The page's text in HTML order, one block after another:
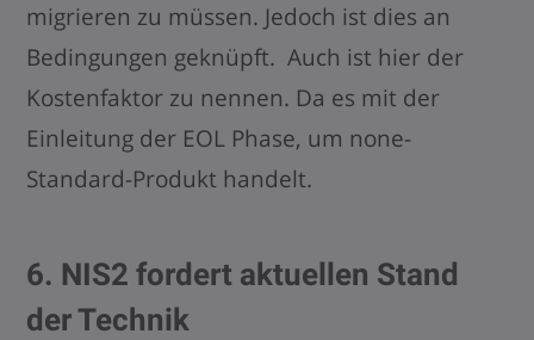
migrieren zu müssen. Jedoch ist dies an
Bedingungen geknüpft. Auch ist hier der
Kostenfaktor zu nennen. Da es mit der
Einleitung der EOL Phase, um none-
Standard-Produkt handelt.
6. NIS2 fordert aktuellen Stand
der Technik